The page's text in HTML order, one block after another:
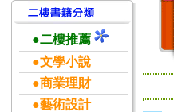
●二樓推薦
●文學小說
●商業理財
●藝術設計